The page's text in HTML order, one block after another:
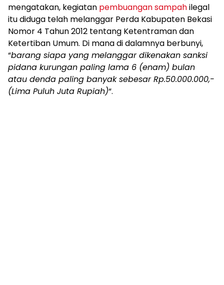
mengatakan, kegiatan pembuangan sampahilegal
itu diduga telah melanggar Perda Kabupaten Bekasi
Nomor 4 Tahun 2012 tentang Ketentraman dan
Ketertiban Umum. Di mana di dalamnya berbunyi,
“barang siapa yang melanggar dikenakan sanksi
pidana kurungan paling lama 6 (enam) bulan
atau denda paling banyak sebesar Rp.50.000.000,-
(Lima Puluh Juta Rupiah)“.